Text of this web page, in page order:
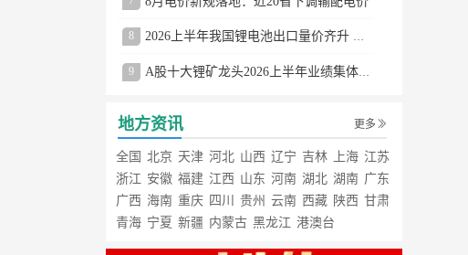
8 2026上半年我国锂电池出口量价齐升 德国成最大市场
9 A股十大锂矿龙头2026上半年业绩集体大涨
地方资讯 更多
全国 北京 天津 河北 山西 辽宁 吉林 上海 江苏
浙江 安徽 福建 江西 山东 河南 湖北 湖南 广东
广西 海南 重庆 四川 贵州 云南 西藏 陕西 甘肃
青海 宁夏 新疆 内蒙古 黑龙江 港澳台